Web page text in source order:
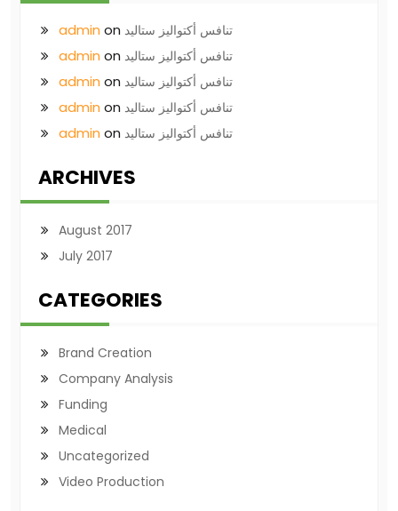
admin on تنافس أكتواليز ستاليد
admin on تنافس أكتواليز ستاليد
admin on تنافس أكتواليز ستاليد
admin on تنافس أكتواليز ستاليد
admin on تنافس أكتواليز ستاليد
ARCHIVES
August 2017
July 2017
CATEGORIES
Brand Creation
Company Analysis
Funding
Medical
Uncategorized
Video Production